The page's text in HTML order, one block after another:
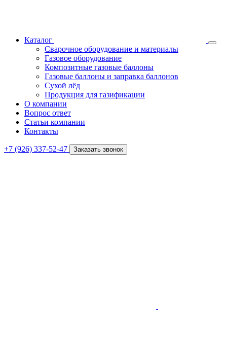
Каталог
Сварочное оборудование и материалы
Газовое оборудование
Композитные газовые баллоны
Газовые баллоны и заправка баллонов
Сухой лёд
Продукция для газификации
О компании
Вопрос ответ
Статьи компании
Контакты
+7 (926) 337-52-47 Заказать звонок